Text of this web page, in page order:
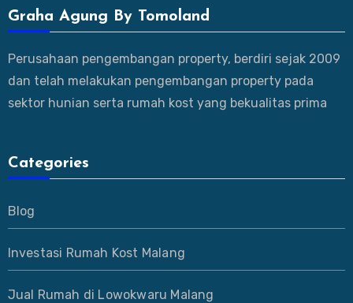
Graha Agung By Tomoland
Perusahaan pengembangan property, berdiri sejak 2009
dan telah melakukan pengembangan property pada
sektor hunian serta rumah kost yang bekualitas prima
Categories
Blog
Investasi Rumah Kost Malang
Jual Rumah di Lowokwaru Malang